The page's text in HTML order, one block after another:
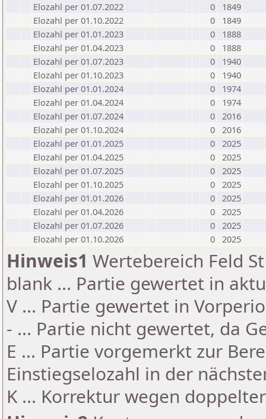
Elozahl per 01.07.2022
0
1849
Elozahl per 01.10.2022
0
1849
Elozahl per 01.01.2023
0
1888
Elozahl per 01.04.2023
0
1888
Elozahl per 01.07.2023
0
1940
Elozahl per 01.10.2023
0
1940
Elozahl per 01.01.2024
0
1974
Elozahl per 01.04.2024
0
1974
Elozahl per 01.07.2024
0 2016
Elozahl per 01.10.2024
0 2016
Elozahl per 01.01.2025
0 2025
Elozahl per 01.04.2025
0 2025
Elozahl per 01.07.2025
0 2025
Elozahl per 01.10.2025
0 2025
Elozahl per 01.01.2026
0 2025
Elozahl per 01.04.2026
0 2025
Elozahl per 01.07.2026
0 2025
Elozahl per 01.10.2026
0 2025
Hinweis1 Wertebereich Feld
blank ... Partie gewertet in
V ... Partie gewertet in
- ... Partie nicht gewertet, da
E ... Partie vorgemerkt zur
Einstiegselozahl in der
K ... Korrektur wegen